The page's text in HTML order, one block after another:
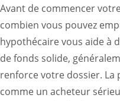
Avant de commencer
combien vous pouvez
hypothécaire vous aide à
de fonds solide,
renforce votre dossier.
comme un acheteur